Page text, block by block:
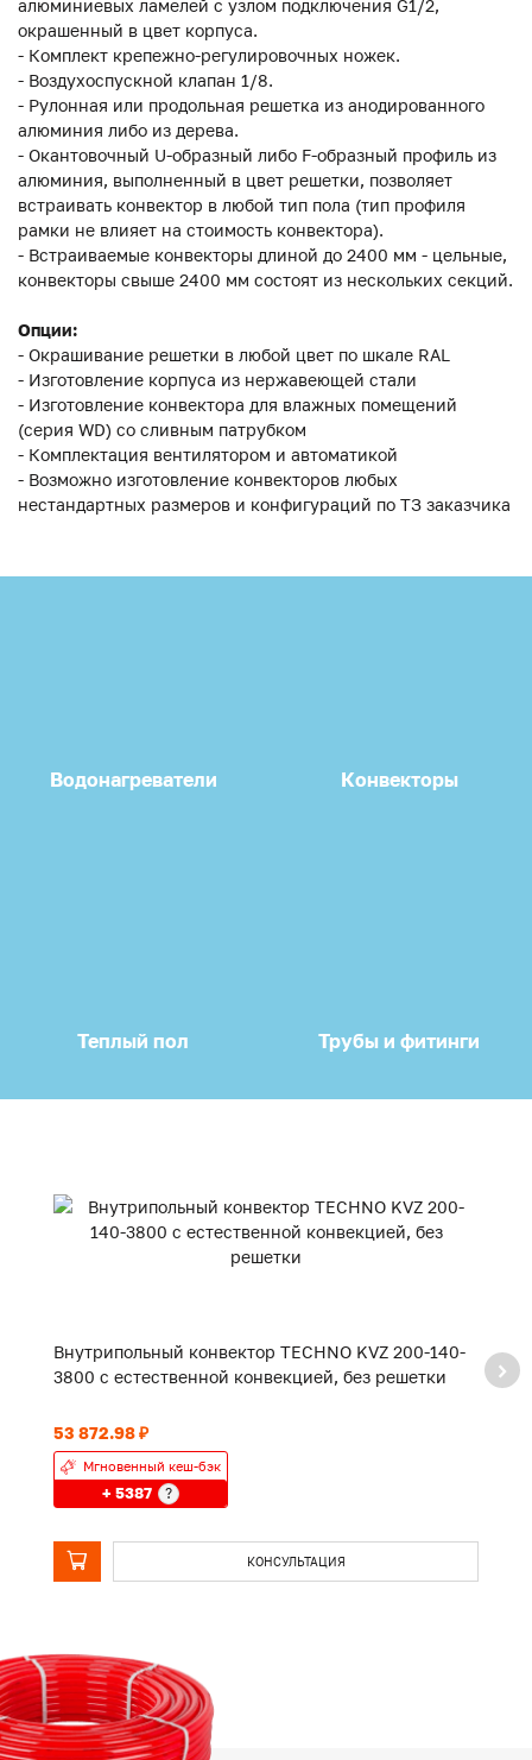
алюминиевых ламелей с узлом подключения G1/2,
окрашенный в цвет корпуса.
- Комплект крепежно-регулировочных ножек.
- Воздухоспускной клапан 1/8.
- Рулонная или продольная решетка из анодированного
алюминия либо из дерева.
- Окантовочный U-образный либо F-образный профиль из
алюминия, выполненный в цвет решетки, позволяет
встраивать конвектор в любой тип пола (тип профиля
рамки не влияет на стоимость конвектора).
- Встраиваемые конвекторы длиной до 2400 мм - цельные,
конвекторы свыше 2400 мм состоят из нескольких секций.
Опции:
- Окрашивание решетки в любой цвет по шкале RAL
- Изготовление корпуса из нержавеющей стали
- Изготовление конвектора для влажных помещений
(серия WD) со сливным патрубком
- Комплектация вентилятором и автоматикой
- Возможно изготовление конвекторов любых
нестандартных размеров и конфигураций по ТЗ заказчика
Водонагреватели Конвекторы
Теплый пол Трубы и фитинги
Внутрипольный конвектор TECHNO KVZ 200-140-
3800 с естественной конвекцией, без решетки
53 872.98 ₽
Мгновенный кеш-бэк
+ 5387 ?
КОНСУЛЬТАЦИЯ